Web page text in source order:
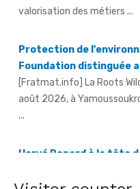
Protection de
[Fratmat.info] La Roots
août 2026, à
...
Hervé Renard à la tête
[Fratmat.info]
justifient, selon la Fif, son